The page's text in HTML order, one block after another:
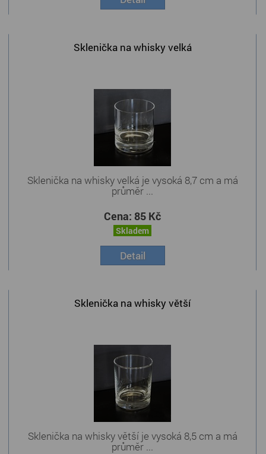
Sklenička na whisky velká
Sklenička na whisky velká je vysoká 8,7 cm a má
průměr ...
Cena: 85 Kč
Skladem
Detail
Sklenička na whisky větší
Sklenička na whisky větší je vysoká 8,5 cm a má
průměr ...